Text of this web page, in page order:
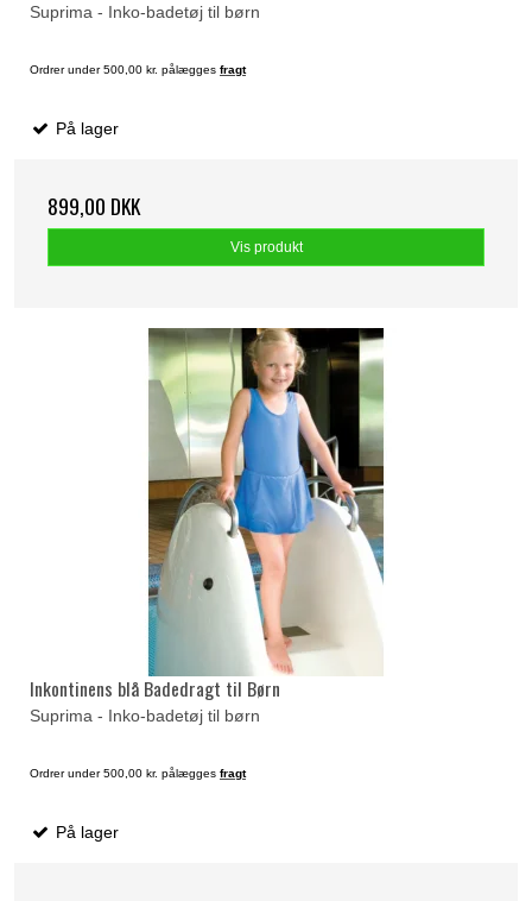
Suprima - Inko-badetøj til børn
Ordrer under 500,00 kr. pålægges fragt
På lager
899,00 DKK
Vis produkt
Inkontinens blå Badedragt til Børn
Suprima - Inko-badetøj til børn
Ordrer under 500,00 kr. pålægges fragt
På lager